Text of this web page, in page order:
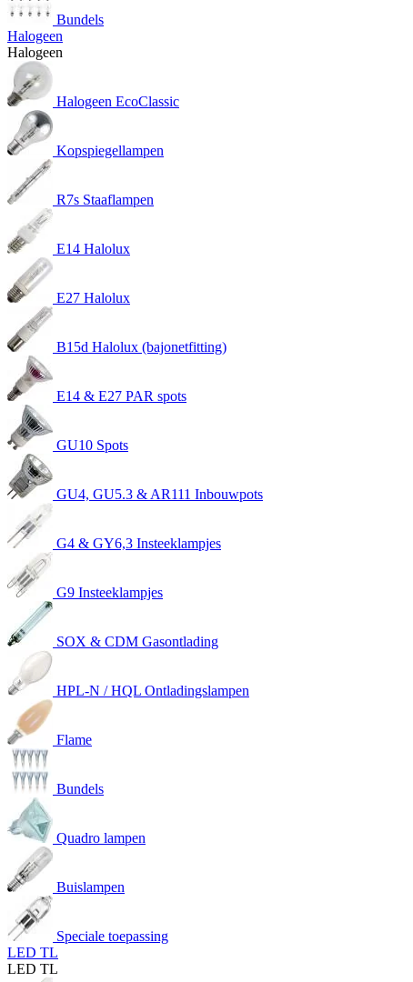
Bundels
Halogeen
Halogeen
Halogeen EcoClassic
Kopspiegellampen
R7s Staaflampen
E14 Halolux
E27 Halolux
B15d Halolux (bajonetfitting)
E14 & E27 PAR spots
GU10 Spots
GU4, GU5.3 & AR111 Inbouwpots
G4 & GY6,3 Insteeklampjes
G9 Insteeklampjes
SOX & CDM Gasontlading
HPL-N / HQL Ontladingslampen
Flame
Bundels
Quadro lampen
Buislampen
Speciale toepassing
LED TL
LED TL